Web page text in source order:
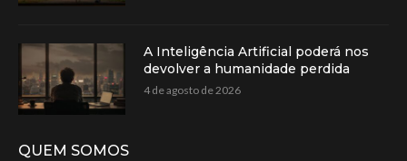
A Inteligência Artificial poderá nos
devolver a humanidade perdida
4 de agosto de 2026
QUEM SOMOS